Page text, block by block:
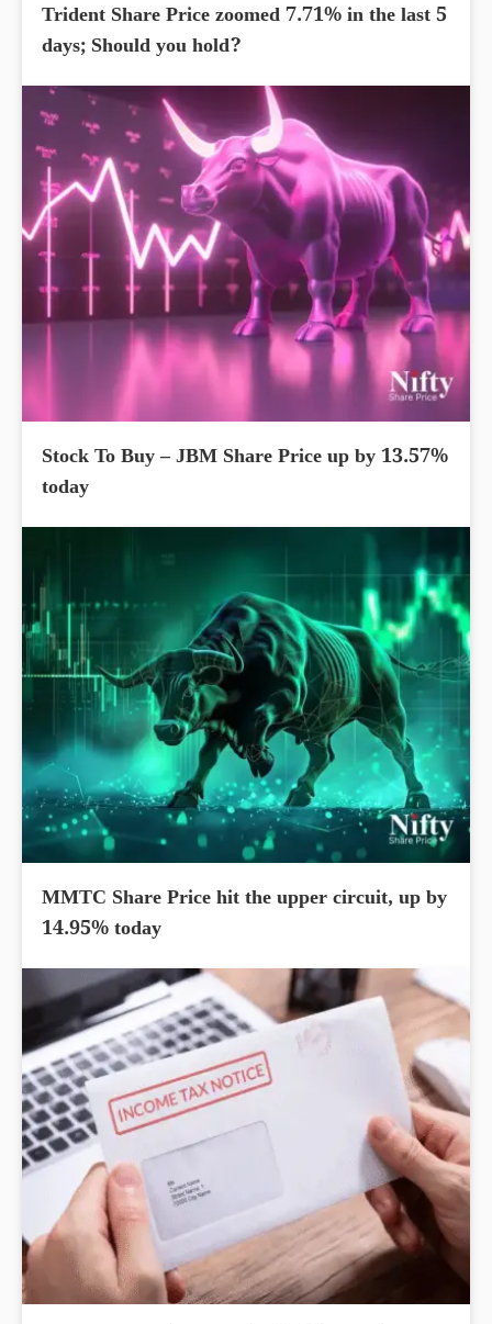
Trident Share Price zoomed 7.71% in the last 5
days; Should you hold?
Stock To Buy – JBM Share Price up by 13.57%
today
MMTC Share Price hit the upper circuit, up by
14.95% today